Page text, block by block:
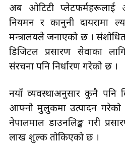
अब ओटिटी प्लेटफर्महरूलाई
नियमन र कानुनी दायरामा
मन्त्रालयले जनाएको छ ।
डिजिटल प्रसारण सेवाका
संरचना पनि निर्धारण गरेको छ ।
नयाँ व्यवस्थाअनुसार कुनै पनि
आफ्नो मुलुकमा उत्पादन गरेको
नेपालमाल डाउनलिङ्क गरी
लाख शुल्क तोकिएको छ ।